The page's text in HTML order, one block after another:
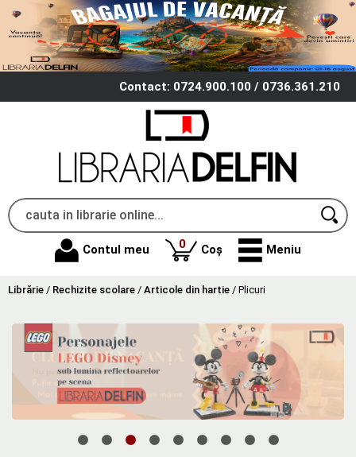
Contact: 0724.900.100 / 0736.361.210
Contul meu 0produse
Coș Meniu
Librărie / Rechizite scolare / Articole din hartie / Plicuri